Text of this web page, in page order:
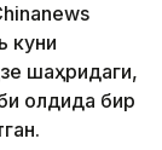
куни
шаҳридаги,
олдида бир